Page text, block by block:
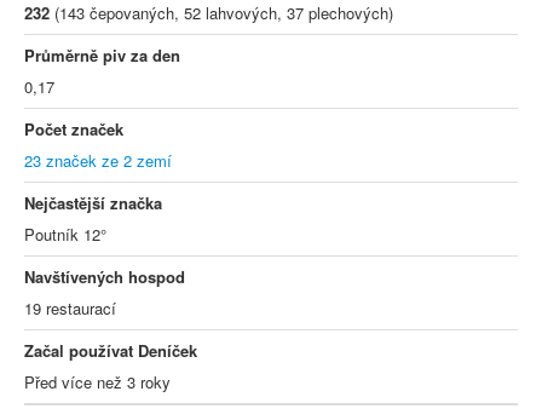
232 (143 čepovaných, 52 lahvových, 37 plechových)
Průměrně piv za den
0,17
Počet značek
23 značek ze 2 zemí
Nejčastější značka
Poutník 12°
Navštívených hospod
19 restaurací
Začal používat Deníček
Před více než 3 roky